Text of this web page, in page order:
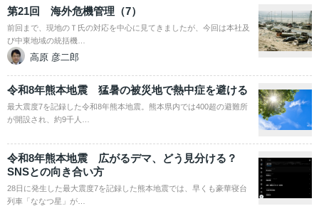
第21回 海外危機管理（7）
前回まで、現地のＴ氏の対応を中心に見てきましたが、今回は本社及
び中東地域の統括機…
高原 彦二郎
令和8年熊本地震 猛暑の被災地で熱中症を避ける
最大震度7を記録した令和8年熊本地震。熊本県内では400超の避難所
が開設され、約9千人…
令和8年熊本地震 広がるデマ、どう見分ける？
SNSとの向き合い方
28日に発生した最大震度7を記録した熊本地震では、早くも豪華寝台
列車「ななつ星」が…